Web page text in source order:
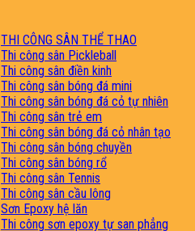
THI CÔNG SÂN THỂ THAO
Thi công sân Pickleball
Thi công sân điền kinh
Thi công sân bóng đá mini
Thi công sân bóng đá cỏ tự nhiên
Thi công sân trẻ em
Thi công sân bóng đá cỏ nhân tạo
Thi công sân bóng chuyền
Thi công sân bóng rổ
Thi công sân Tennis
Thi công sân cầu lông
Sơn Epoxy hệ lăn
Thi công sơn epoxy tự san phẳng